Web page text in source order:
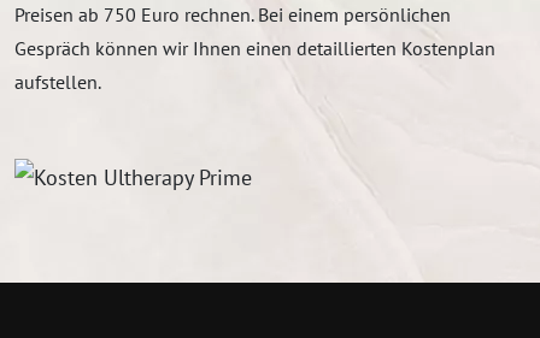
Preisen ab 750 Euro rechnen. Bei einem persönlichen
Gespräch können wir Ihnen einen detaillierten Kostenplan
aufstellen.